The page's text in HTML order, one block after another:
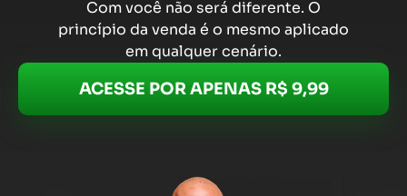
Com você não será diferente. O
princípio da venda é o mesmo aplicado
em qualquer cenário.
ACESSE POR APENAS R$ 9,99